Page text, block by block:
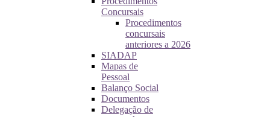
Concursais
Procedimentos
concursais
anteriores a 2026
SIADAP
Mapas de
Pessoal
Balanço Social
Documentos
Delegação de